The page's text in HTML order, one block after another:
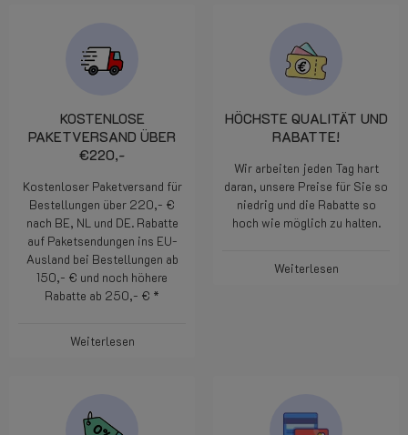
KOSTENLOSE
PAKETVERSAND ÜBER
€220,-
Kostenloser Paketversand für
Bestellungen über 220,- €
nach BE, NL und DE. Rabatte
auf Paketsendungen ins EU-
Ausland bei Bestellungen ab
150,- € und noch höhere
Rabatte ab 250,- € *
Weiterlesen
HÖCHSTE QUALITÄT UND
RABATTE!
Wir arbeiten jeden Tag hart
daran, unsere Preise für Sie so
niedrig und die Rabatte so
hoch wie möglich zu halten.
Weiterlesen